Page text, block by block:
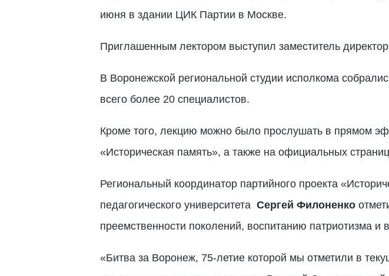
июня в здании ЦИК Партии в Москве.
Приглашенным лектором выступил заместитель
В Воронежской региональной студии исполкома
всего более 20 специалистов.
Кроме того, лекцию можно было прослушать в прямом
«Историческая память», а также на официальных
Региональный координатор партийного проекта
педагогического университета Сергей Филоненко
преемственности поколений, воспитанию патриотизма и
«Битва за Воронеж, 75-летие которой мы отметили в